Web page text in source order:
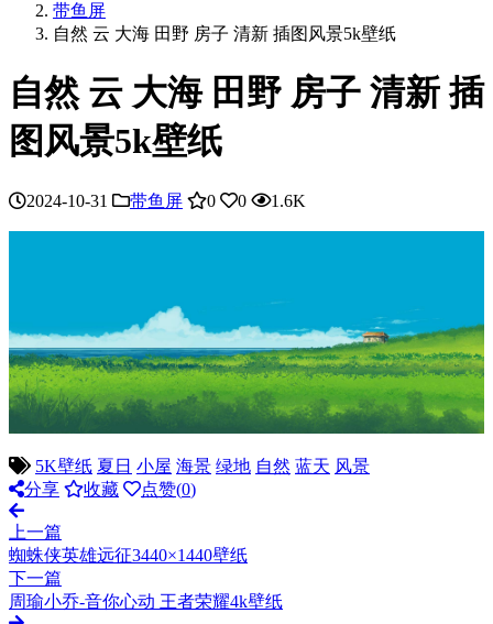
带鱼屏
自然 云 大海 田野 房子 清新 插图风景5k壁纸
自然 云 大海 田野 房子 清新 插
图风景5k壁纸
2024-10-31 带鱼屏 0 0 1.6K
5K壁纸 夏日 小屋 海景 绿地 自然 蓝天 风景
分享
收藏 点赞(0)
上一篇
蜘蛛侠英雄远征3440×1440壁纸
下一篇
周瑜小乔-音你心动 王者荣耀4k壁纸